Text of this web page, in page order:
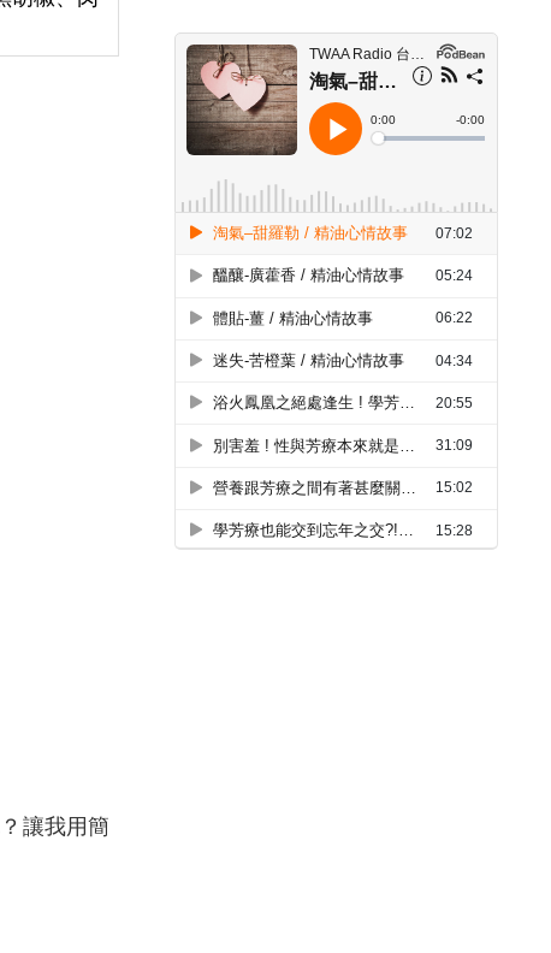
讓我用簡